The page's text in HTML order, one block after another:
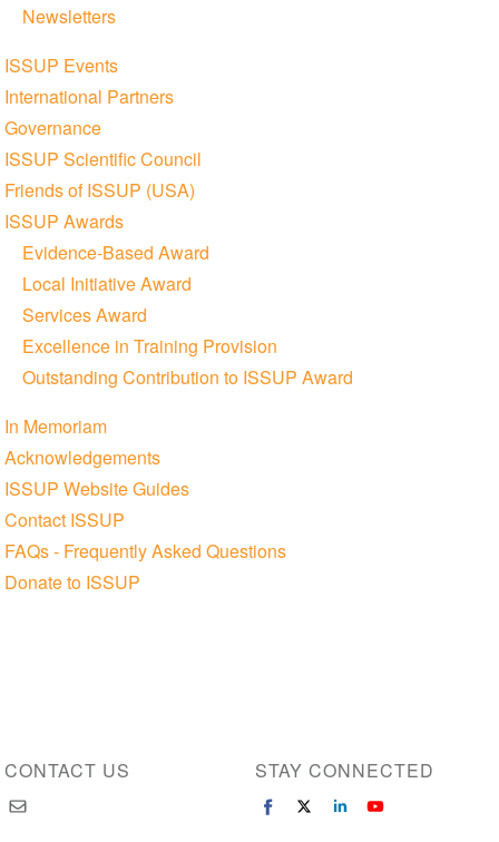
Newsletters
ISSUP Events
International Partners
Governance
ISSUP Scientific Council
Friends of ISSUP (USA)
ISSUP Awards
Evidence-Based Award
Local Initiative Award
Services Award
Excellence in Training Provision
Outstanding Contribution to ISSUP Award
In Memoriam
Acknowledgements
ISSUP Website Guides
Contact ISSUP
FAQs - Frequently Asked Questions
Donate to ISSUP
CONTACT US STAY CONNECTED